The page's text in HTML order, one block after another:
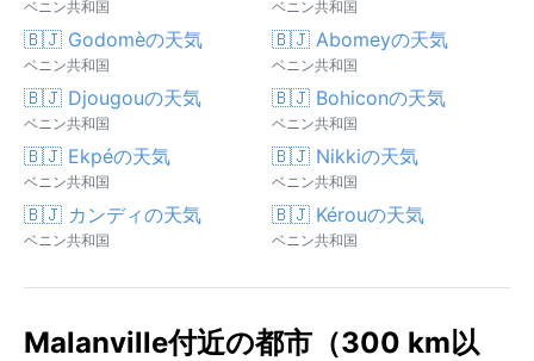
ベニン共和国 ベニン共和国
🇧🇯 Godomèの天気
ベニン共和国
🇧🇯 Abomeyの天気
ベニン共和国
🇧🇯 Djougouの天気
ベニン共和国
🇧🇯 Bohiconの天気
ベニン共和国
🇧🇯 Ekpéの天気
ベニン共和国
🇧🇯 Nikkiの天気
ベニン共和国
🇧🇯 カンディの天気
ベニン共和国
🇧🇯 Kérouの天気
ベニン共和国
Malanville付近の都市（300 km以